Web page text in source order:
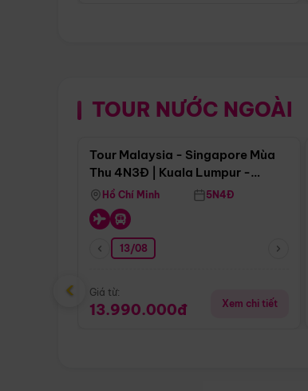
TOUR NƯỚC NGOÀI
Điểm nổi bật
Tour Malaysia - Singapore Mùa
Thu 4N3Đ | Kuala Lumpur -
Malacca - Johor Baru -
Singapore
Hồ Chí Minh 5N4Đ
13/08
Giá từ:
13.990.000đ Xem chi tiết
‹